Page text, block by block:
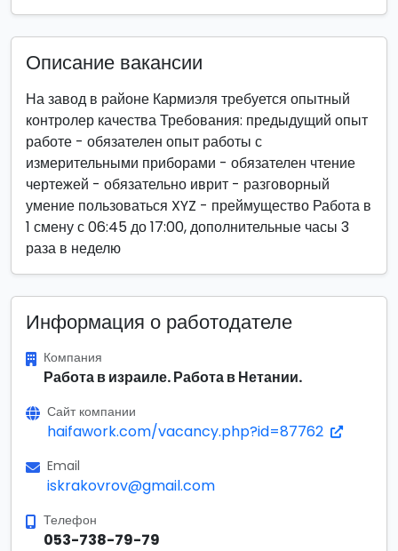
Описание вакансии
На завод в районе Кармиэля требуется опытный
контролер качества Требования: предыдущий опыт
работе - обязателен опыт работы с
измерительными приборами - обязателен чтение
чертежей - обязательно иврит - разговорный
умение пользоваться XYZ - преймущество Работа в
1 смену с 06:45 до 17:00, дополнительные часы 3
раза в неделю
Информация о работодателе
Компания
Работа в израиле. Работа в Нетании.
Сайт компании
haifawork.com/vacancy.php?id=87762
Email
iskrakovrov@gmail.com
Телефон
053-738-79-79